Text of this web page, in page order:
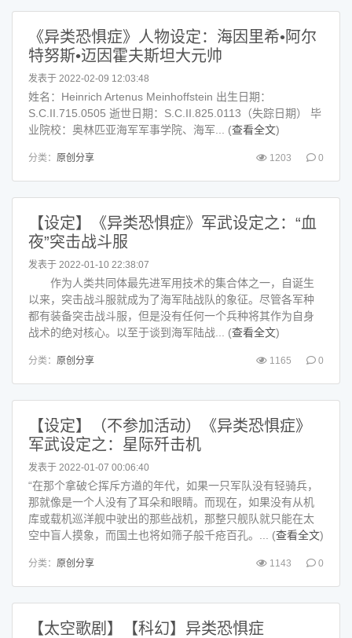
《异类恐惧症》人物设定：海因里希•阿尔
特努斯•迈因霍夫斯坦大元帅
发表于 2022-02-09 12:03:48
姓名：Heinrich Artenus Meinhoffstein 出生日期：
S.C.II.715.0505 逝世日期：S.C.II.825.0113（失踪日期） 毕
业院校：奥林匹亚海军军事学院、海军... (查看全文)
分类： 原创分享 1203 0
【设定】《异类恐惧症》军武设定之：“血
夜”突击战斗服
发表于 2022-01-10 22:38:07
作为人类共同体最先进军用技术的集合体之一，自诞生
以来，突击战斗服就成为了海军陆战队的象征。尽管各军种
都有装备突击战斗服，但是没有任何一个兵种将其作为自身
战术的绝对核心。以至于谈到海军陆战... (查看全文)
分类： 原创分享 1165 0
【设定】（不参加活动）《异类恐惧症》
军武设定之：星际歼击机
发表于 2022-01-07 00:06:40
“在那个拿破仑挥斥方遒的年代，如果一只军队没有轻骑兵，
那就像是一个人没有了耳朵和眼睛。而现在，如果没有从机
库或载机巡洋舰中驶出的那些战机，那整只舰队就只能在太
空中盲人摸象，而国土也将如筛子般千疮百孔。... (查看全文)
分类： 原创分享 1143 0
【太空歌剧】【科幻】异类恐惧症